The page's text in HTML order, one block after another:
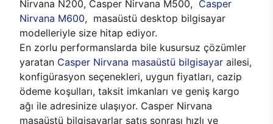
Nirvana N200, Casper Nirvana M500, Casper
Nirvana M600, masaüstü desktop bilgisayar
modelleriyle size hitap ediyor.
En zorlu performanslarda bile kusursuz çözümler
yaratan Casper Nirvana masaüstü bilgisayar ailesi,
konfigürasyon seçenekleri, uygun fiyatları, cazip
ödeme koşulları, taksit imkanları ve geniş kargo
ağı ile adresinize ulaşıyor. Casper Nirvana
masaüstü bilgisayarlar satış sonrası hızlı ve